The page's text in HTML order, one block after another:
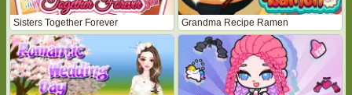
Sisters Together Forever Grandma Recipe Ramen